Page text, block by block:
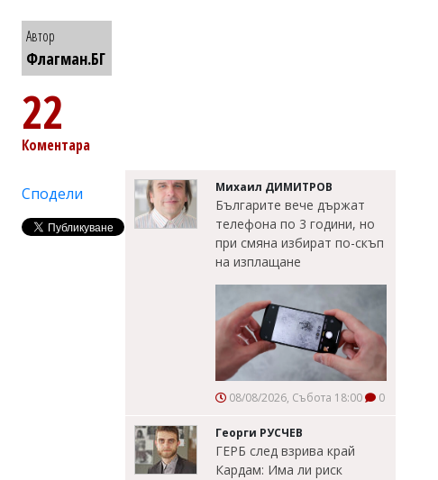
Автор
Флагман.БГ
22
Коментара
Сподели Михаил ДИМИТРОВ
Българите вече държат
телефона по 3 години, но
при смяна избират по-скъп
на изплащане
08/08/2026, Събота 18:00 0
Георги РУСЧЕВ
ГЕРБ след взрива край
Кардам: Има ли риск